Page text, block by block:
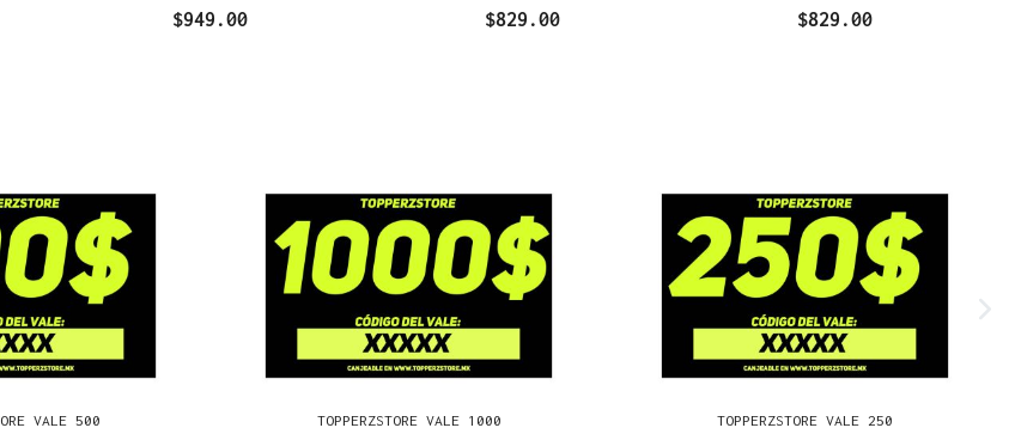
$949.00 $829.00 $829.00
VALE 500 TOPPERZSTORE VALE 1000 TOPPERZSTORE VALE 250